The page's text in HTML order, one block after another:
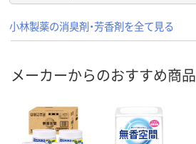
小林製薬の消臭剤・芳香剤を全て見る
メーカーからのおすすめ商品